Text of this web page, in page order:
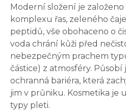
Moderní složení je založeno
komplexu řas, zeleného
peptidů, vše obohaceno o
voda chrání kůži před
nebezpečným prachem
částice) z atmosféry.
ochranná bariéra, která
jim v průniku. Kosmetika je
typy pleti.